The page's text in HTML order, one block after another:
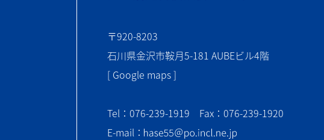
〒920-8203
石川県金沢市鞍月5-181 AUBEビル4階
[ Google maps ]
Tel：076-239-1919 Fax：076-239-1920
E-mail：